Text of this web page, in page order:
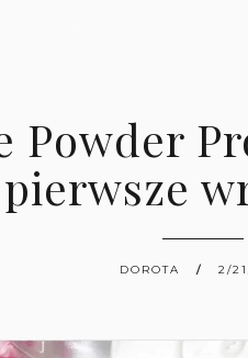
pierwsze
DOROTA 2/